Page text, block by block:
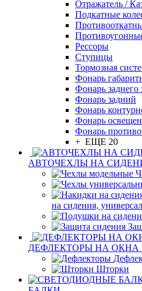
Отражатель /
Подкатные
Рессоры
Ступицы
Тормозная
Фонарь
Фонарь заднего
Фонарь задний
Фонарь
Фонарь
Фонарь
+ ЕЩЕ 20
АВТОЧЕХЛЫ НА
на сидения,
ДЕФЛЕКТОРЫ НА ОКНА
Шторки